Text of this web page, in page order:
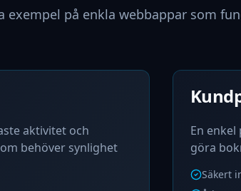
exempel på enkla webbappar som
aktivitet och
behöver synlighet
En
göra
Säkert